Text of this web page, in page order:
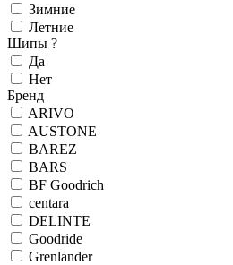
Зимние
Летние
Шипы ?
Да
Нет
Бренд
ARIVO
AUSTONE
BAREZ
BARS
BF Goodrich
centara
DELINTE
Goodride
Grenlander